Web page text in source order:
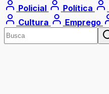
Policial
Política
Cultura
Emprego